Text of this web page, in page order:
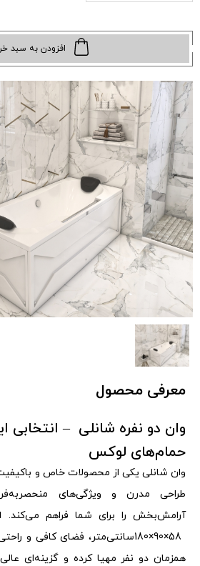
افزودن به سبد
معرفی محصول
وان دو نفره شانلی – انتخابی
حمام‌های لوکس
وان شانلی یکی از محصولات خاص و
طراحی مدرن و ویژگی‌های
آرامش‌بخش را برای شما فراهم می‌کند.
180×90×58سانتی‌متر، فضای کافی و
همزمان دو نفر مهیا کرده و گزینه‌ای